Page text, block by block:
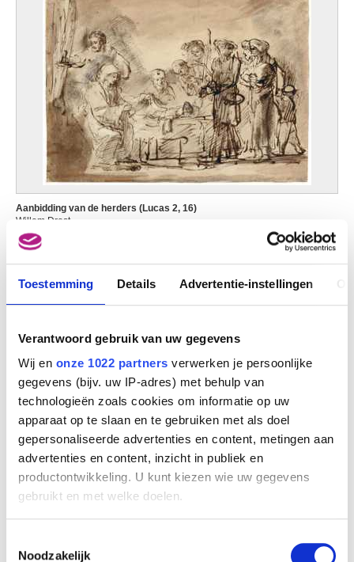
Toestemming Details Advertentie-instellingen
Verantwoord gebruik van uw gegevens
Wij en onze 1022 partners verwerken je persoonlijke
gegevens (bijv. uw IP-adres) met behulp van
technologieën zoals cookies om informatie op uw
apparaat op te slaan en te gebruiken met als doel
gepersonaliseerde advertenties en content, metingen aan
advertenties en content, inzicht in publiek en
productontwikkeling. U kunt kiezen wie uw gegevens
gebruikt en met welke doelen.
Informatie verzamelen over uw geografische
Noodzakelijk
Aanbidding van de herders (Lucas 2, 16)
Willem Drost